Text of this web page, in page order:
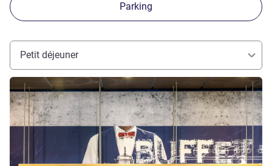
Parking
Petit déjeuner
Voir les détails